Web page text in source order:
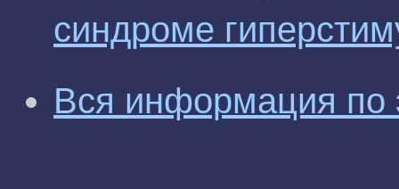
синдроме
Вся информация по